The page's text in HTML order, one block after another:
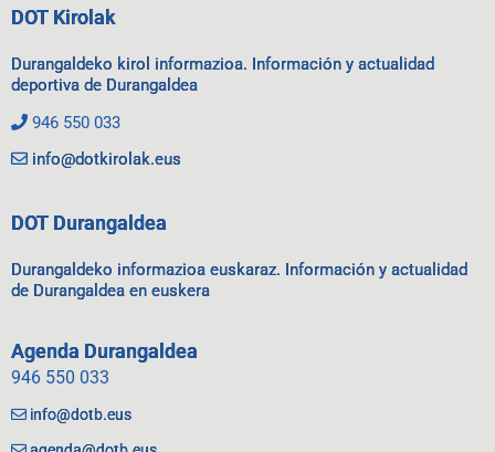
DOT Kirolak
Durangaldeko kirol informazioa. Información y actualidad
deportiva de Durangaldea
946 550 033
info@dotkirolak.eus
DOT Durangaldea
Durangaldeko informazioa euskaraz. Información y actualidad
de Durangaldea en euskera
Agenda Durangaldea
946 550 033
info@dotb.eus